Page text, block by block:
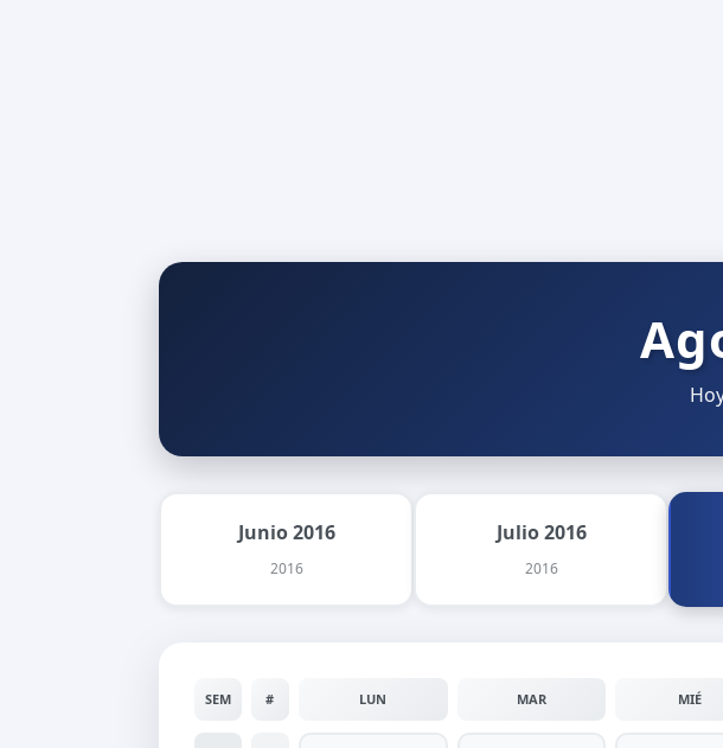
Junio 2016
2016
Julio 2016
2016
SEM # LUN MAR MIÉ